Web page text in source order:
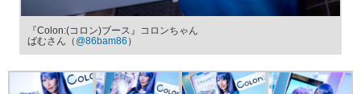
『Colon:(コロン)ブース』コロンちゃん
ばむさん（ @86bam86 ）